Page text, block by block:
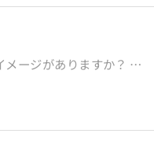
ージがありますか？ ど
たします。